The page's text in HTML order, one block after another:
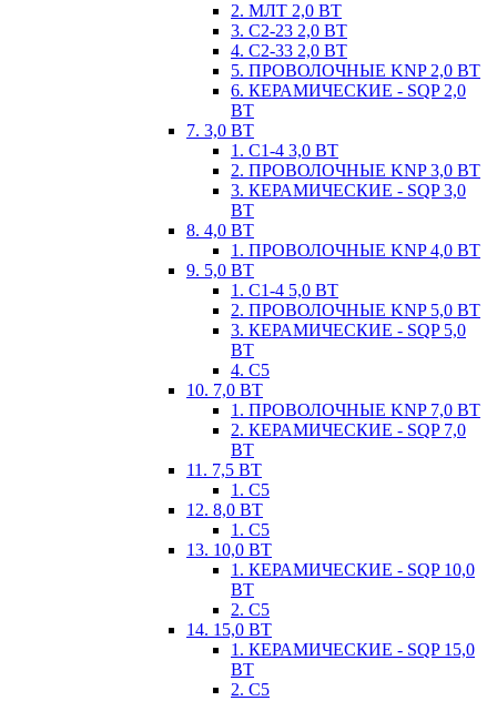
2. МЛТ 2,0 ВТ
3. С2-23 2,0 ВТ
4. С2-33 2,0 ВТ
5. ПРОВОЛОЧНЫЕ KNP 2,0 ВТ
6. КЕРАМИЧЕСКИЕ - SQP 2,0
ВТ
7. 3,0 ВТ
1. С1-4 3,0 ВТ
2. ПРОВОЛОЧНЫЕ KNP 3,0 ВТ
3. КЕРАМИЧЕСКИЕ - SQP 3,0
ВТ
8. 4,0 ВТ
1. ПРОВОЛОЧНЫЕ KNP 4,0 ВТ
9. 5,0 ВТ
1. С1-4 5,0 ВТ
2. ПРОВОЛОЧНЫЕ KNP 5,0 ВТ
3. КЕРАМИЧЕСКИЕ - SQP 5,0
ВТ
4. С5
10. 7,0 ВТ
1. ПРОВОЛОЧНЫЕ KNP 7,0 ВТ
2. КЕРАМИЧЕСКИЕ - SQP 7,0
ВТ
11. 7,5 ВТ
1. С5
12. 8,0 ВТ
1. С5
13. 10,0 ВТ
1. КЕРАМИЧЕСКИЕ - SQP 10,0
ВТ
2. С5
14. 15,0 ВТ
1. КЕРАМИЧЕСКИЕ - SQP 15,0
ВТ
2. С5